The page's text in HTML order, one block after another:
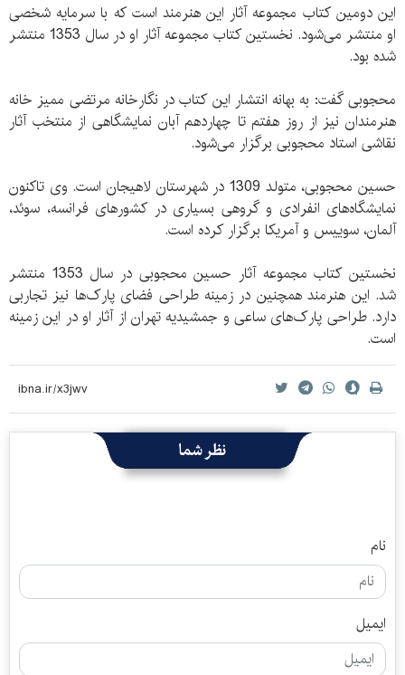
این دومین کتاب مجموعه آثار این هنرمند است که با سرمایه شخصی
او منتشر می‌شود. نخستین کتاب مجموعه آثار او در سال 1353 منتشر
شده بود.
محجوبی گفت: به بهانه انتشار این کتاب در نگارخانه مرتضی ممیز خانه
هنرمندان نیز از روز هفتم تا چهاردهم آبان نمایشگاهی از منتخب آثار
نقاشی استاد محجوبی برگزار می‌شود.
حسین محجوبی، متولد 1309 در شهرستان لاهیجان است. وی تاکنون
نمايشگاه‌های انفرادی و گروهی بسیاری در کشورهای فرانسه، سوئد،
آلمان، سوييس و آمریکا برگزار کرده است.
نخستین کتاب مجموعه آثار حسین محجوبی در سال 1353 منتشر
شد. این هنرمند همچنین در زمینه طراحی فضای پارک‌ها نیز تجاربی
دارد. طراحی پارک‌های ساعی و جمشیدیه تهران از آثار او در این زمینه
است.
نظر شما
نام
ایمیل